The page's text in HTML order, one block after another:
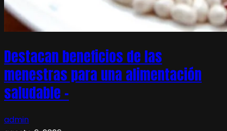
Destacan beneficios de las
menestras para una alimentación
saludable –
admin